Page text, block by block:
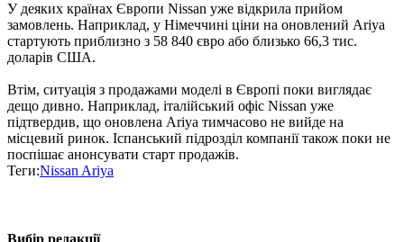
У деяких країнах Європи Nissan уже відкрила прийом
замовлень. Наприклад, у Німеччині ціни на оновлений Ariya
стартують приблизно з 58 840 євро або близько 66,3 тис.
доларів США.
Втім, ситуація з продажами моделі в Європі поки виглядає
дещо дивно. Наприклад, італійський офіс Nissan уже
підтвердив, що оновлена Ariya тимчасово не вийде на
місцевий ринок. Іспанський підрозділ компанії також поки не
поспішає анонсувати старт продажів.
Теги:Nissan Ariya
Вибір редакції